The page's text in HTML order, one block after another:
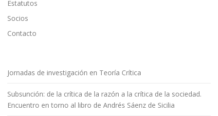
Estatutos
Socios
Contacto
Jornadas de investigación en Teoría Crítica
Subsunción: de la crítica de la razón a la crítica de la sociedad.
Encuentro en torno al libro de Andrés Sáenz de Sicilia